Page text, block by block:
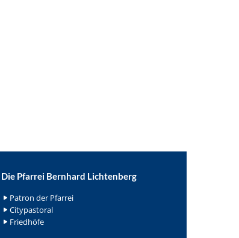
Die Pfarrei Bernhard Lichtenberg
Patron der Pfarrei
Citypastoral
Friedhöfe